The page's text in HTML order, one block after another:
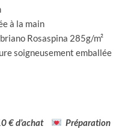
à la main
Rosaspina 285g/m²
soigneusement emballée
€ d’achat
Préparation